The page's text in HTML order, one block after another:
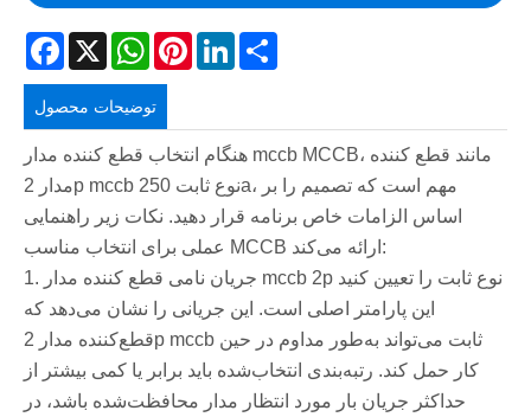
Facebook
X WhatsAppPinterestLinkedIn
توضیحات محصول
هنگام انتخاب قطع کننده مدار mccb MCCB، مانند قطع کننده
مدار 2p mccb نوع ثابت 250a، مهم است که تصمیم را بر
اساس الزامات خاص برنامه قرار دهید. نکات زیر راهنمایی
عملی برای انتخاب مناسب MCCB ارائه می‌کند:
1. جریان نامی قطع کننده مدار mccb 2p نوع ثابت را تعیین کنید
این پارامتر اصلی است. این جریانی را نشان می‌دهد که
قطع‌کننده مدار 2p mccb ثابت می‌تواند به‌طور مداوم در حین
کار حمل کند. رتبه‌بندی انتخاب‌شده باید برابر یا کمی بیشتر از
حداکثر جریان بار مورد انتظار مدار محافظت‌شده باشد، در